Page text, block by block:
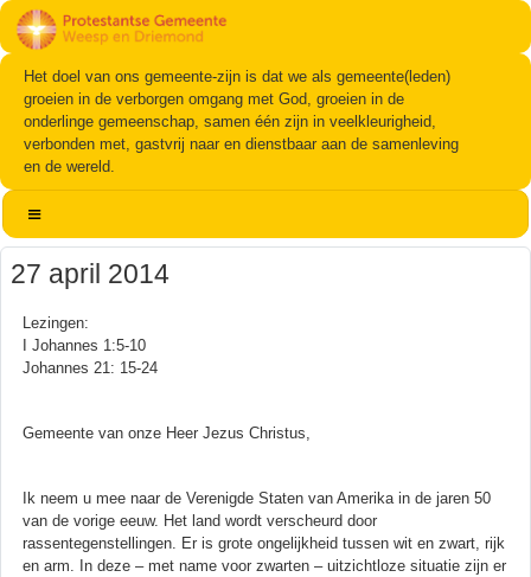
Het doel van ons gemeente-zijn is dat we als gemeente(leden)
groeien in de verborgen omgang met God, groeien in de
onderlinge gemeenschap, samen één zijn in veelkleurigheid,
verbonden met, gastvrij naar en dienstbaar aan de samenleving
en de wereld.
27 april 2014
Lezingen:
I Johannes 1:5-10
Johannes 21: 15-24
Gemeente van onze Heer Jezus Christus,
Ik neem u mee naar de Verenigde Staten van Amerika in de jaren 50
van de vorige eeuw. Het land wordt verscheurd door
rassentegenstellingen. Er is grote ongelijkheid tussen wit en zwart, rijk
en arm. In deze – met name voor zwarten – uitzichtloze situatie zijn er